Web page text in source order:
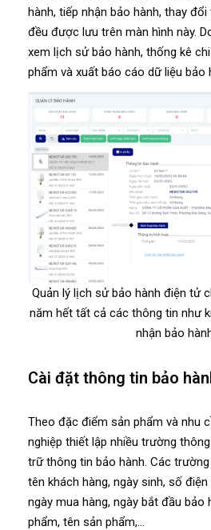
hành, tiếp nhận bảo hành, thay
đều được lưu trên màn hình này.
xem lịch sử bảo hành, thống kê
phẩm và xuất báo cáo dữ liệu bảo
Quản lý lịch sử bảo hành điện tử
năm hết tất cả các thông tin như
nhận bảo
Cài đặt thông tin bảo
Theo đặc điểm sản phẩm và nhu
nghiệp thiết lập nhiều trường
trữ thông tin bảo hành. Các
tên khách hàng, ngày sinh, số
ngày mua hàng, ngày bắt đầu bảo
phẩm, tên sản phẩm,…